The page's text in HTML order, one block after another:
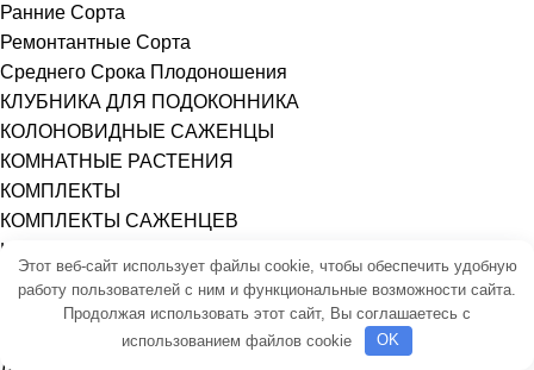
Ранние Сорта
Ремонтантные Сорта
Среднего Срока Плодоношения
КЛУБНИКА ДЛЯ ПОДОКОННИКА
КОЛОНОВИДНЫЕ САЖЕНЦЫ
КОМНАТНЫЕ РАСТЕНИЯ
КОМПЛЕКТЫ
КОМПЛЕКТЫ САЖЕНЦЕВ
Кортадерия
КРИНУМ
КРЫЖОВНИК
Этот веб-сайт использует файлы cookie, чтобы обеспечить удобную
работу пользователей с ним и функциональные возможности сайта.
Продолжая использовать этот сайт, Вы соглашаетесь с
использованием файлов cookie
OK